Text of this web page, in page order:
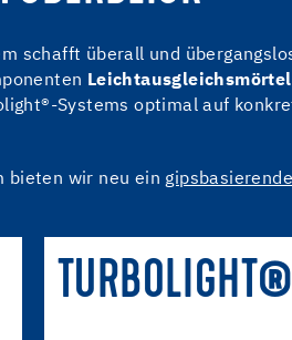
schafft überall und
Leichtausgleichsmörtel
Systems optimal auf
bieten wir neu ein